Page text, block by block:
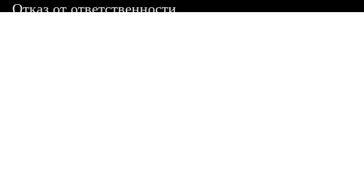
Отказ от ответственности